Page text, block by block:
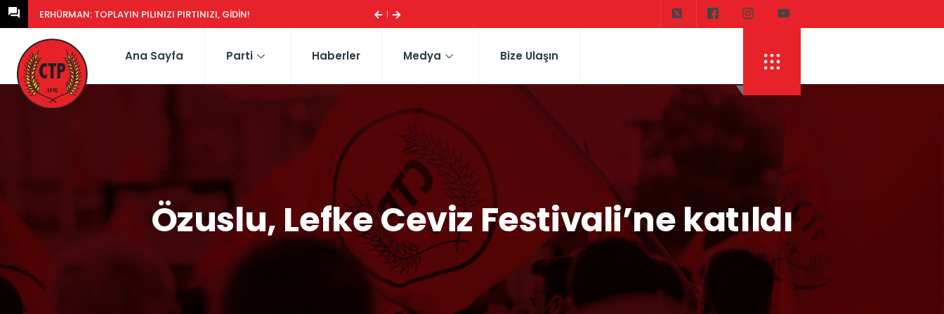
ERHÜRMAN: GÜNEY’DEKI YASA EŞDEĞERCIDEN MÜTEAHHIDE HERKESI ... CTP HEYETI, TRAFIK EĞITIM PARKI’NI YERINDE INCELEDI ERHÜRMAN: TOPLAYIN PILINIZI
Ana Sayfa Parti Haberler Medya Bize Ulaşın
Özuslu, Lefke Ceviz Festivali’ne katıldı